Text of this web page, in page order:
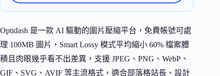
Optidash 是一款 AI 驅動的圖片壓縮平台，免費帳號可處
理 100MB 圖片，Smart Lossy 模式平均縮小 60% 檔案體
積且肉眼幾乎看不出差異，支援 JPEG、PNG、WebP、
GIF、SVG、AVIF 等主流格式，適合部落格站長、設計